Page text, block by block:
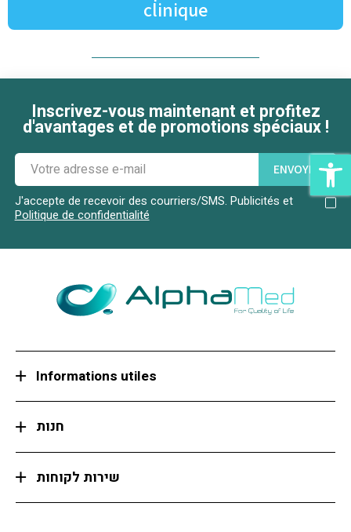
clinique
Inscrivez-vous maintenant et profitez
d'avantages et de promotions spéciaux !
E-mail
ENVOYER
J'accepte de recevoir des courriers/SMS. Publicités et
Politique de confidentialité
Informations utiles
חנות
שירות לקוחות